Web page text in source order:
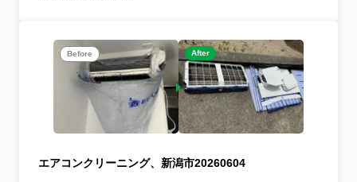
Before After
エアコンクリーニング、新潟市20260604